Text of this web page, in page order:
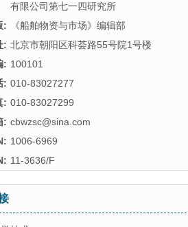
有限公司第七一四研究所
:
《船舶物资与市场》编辑部
: 北京市朝阳区科荟路55号院1号楼
: 100101
: 010-83027277
: 010-83027299
: cbwzsc@sina.com
1006-6969
11-3636/F